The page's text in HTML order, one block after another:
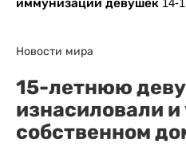
иммунизации девушек 14-
Новости мира
15-летнюю
изнасиловали и
собственном